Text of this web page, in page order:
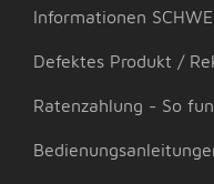
Informationen
Defektes Produkt /
Ratenzahlung - So